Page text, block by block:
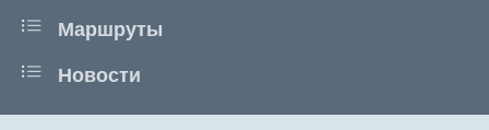
Маршруты
Новости